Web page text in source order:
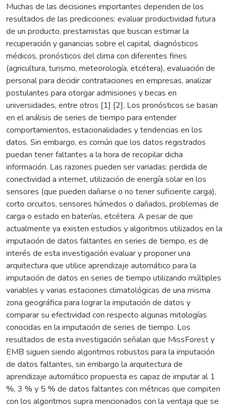
Muchas de las decisiones importantes dependen de los
resultados de las predicciones: evaluar productividad futura
de un producto, prestamistas que buscan estimar la
recuperación y ganancias sobre el capital, diagnósticos
médicos, pronósticos del clima con diferentes fines
(agricultura, turismo, meteorología, etcétera), evaluación de
personal para decidir contrataciones en empresas, analizar
postulantes para otorgar admisiones y becas en
universidades, entre otros [1] [2]. Los pronósticos se basan
en el análisis de series de tiempo para entender
comportamientos, estacionalidades y tendencias en los
datos. Sin embargo, es común que los datos registrados
puedan tener faltantes a la hora de recopilar dicha
información. Las razones pueden ser variadas: perdida de
conectividad a internet, utilización de energía solar en los
sensores (que pueden dañarse o no tener suficiente carga),
corto circuitos, sensores húmedos o dañados, problemas de
carga o estado en baterías, etcétera. A pesar de que
actualmente ya existen estudios y algoritmos utilizados en la
imputación de datos faltantes en series de tiempo, es de
interés de esta investigación evaluar y proponer una
arquitectura que utilice aprendizaje automático para la
imputación de datos en series de tiempo utilizando múltiples
variables y varias estaciones climatológicas de una misma
zona geográfica para lograr la imputación de datos y
comparar su efectividad con respecto algunas mitologías
conocidas en la imputación de series de tiempo. Los
resultados de esta investigación señalan que MissForest y
EMB siguen siendo algoritmos robustos para la imputación
de datos faltantes, sin embargo la arquitectura de
aprendizaje automático propuesta es capaz de imputar al 1
%, 3 % y 5 % de datos faltantes con métricas que compiten
con los algoritmos supra mencionados con la ventaja que se